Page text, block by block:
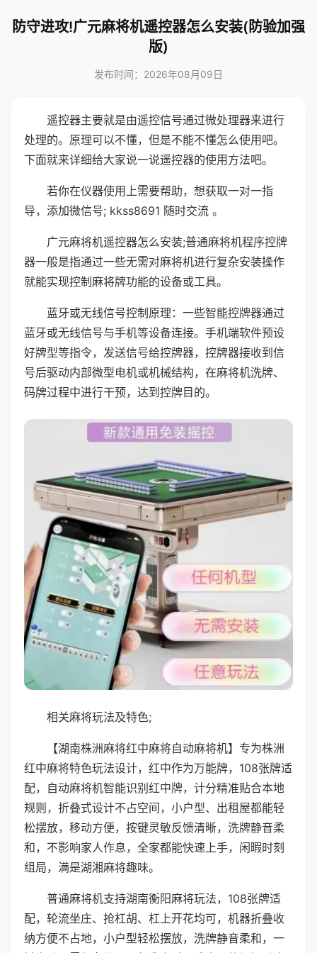
防守进攻!广元麻将机遥控器怎么安装(防验加强
版)
发布时间：2026年08月09日
遥控器主要就是由遥控信号通过微处理器来进行
处理的。原理可以不懂，但是不能不懂怎么使用吧。
下面就来详细给大家说一说遥控器的使用方法吧。
若你在仪器使用上需要帮助，想获取一对一指
导，添加微信号; kkss8691 随时交流 。
广元麻将机遥控器怎么安装;普通麻将机程序控牌
器一般是指通过一些无需对麻将机进行复杂安装操作
就能实现控制麻将牌功能的设备或工具。
蓝牙或无线信号控制原理：一些智能控牌器通过
蓝牙或无线信号与手机等设备连接。手机端软件预设
好牌型等指令，发送信号给控牌器，控牌器接收到信
号后驱动内部微型电机或机械结构，在麻将机洗牌、
码牌过程中进行干预，达到控牌目的。
相关麻将玩法及特色;
【湖南株洲麻将红中麻将自动麻将机】专为株洲
红中麻将特色玩法设计，红中作为万能牌，108张牌适
配，自动麻将机智能识别红中牌，计分精准贴合本地
规则，折叠式设计不占空间，小户型、出租屋都能轻
松摆放，移动方便，按键灵敏反馈清晰，洗牌静音柔
和，不影响家人作息，全家都能快速上手，闲暇时刻
组局，满是湖湘麻将趣味。
普通麻将机支持湖南衡阳麻将玩法，108张牌适
配，轮流坐庄、抢杠胡、杠上开花均可，机器折叠收
纳方便不占地，小户型轻松摆放，洗牌静音柔和，一